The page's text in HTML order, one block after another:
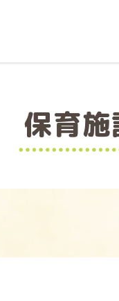
保育施